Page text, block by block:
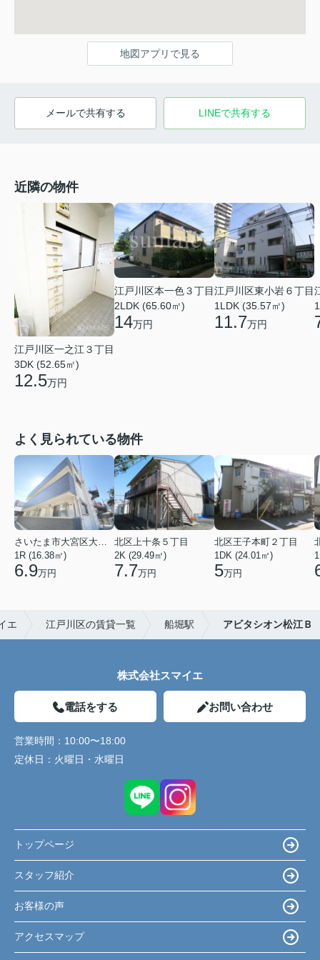
地図アプリで見る
メールで共有する LINEで共有する
近隣の物件
江戸川区一之江３丁目
3DK (52.65㎡)
12.5万円
江戸川区本一色３丁目
2LDK (65.60㎡)
14万円
江戸川区東小岩６丁目
1LDK (35.57㎡)
11.7万円
よく見られている物件
1R (16.38㎡)
6.9万円
北区上十条５丁目
2K (29.49㎡)
7.7万円
北区王子本町２丁目
1DK (24.01㎡)
5万円
エ 江戸川区の賃貸一覧 船堀駅 アビタシオン松江Ｂ
株式会社スマイエ
電話をする お問い合わせ
営業時間： 10:00〜18:00
定休日： 火曜日・水曜日
トップページ
スタッフ紹介
お客様の声
アクセスマップ